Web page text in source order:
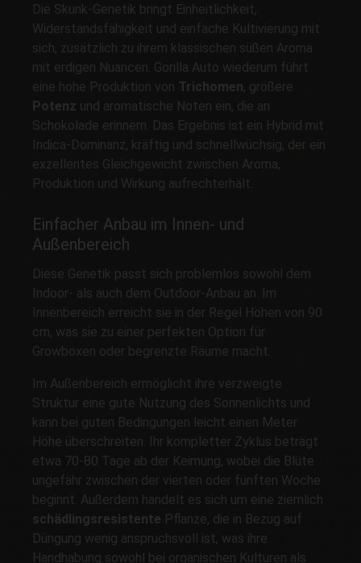
Die Skunk-Genetik bringt Einheitlichkeit,
Widerstandsfähigkeit und einfache Kultivierung mit
sich, zusätzlich zu ihrem klassischen süßen Aroma
mit erdigen Nuancen. Gorilla Auto wiederum führt
eine hohe Produktion von Trichomen, größere
Potenz und aromatische Noten ein, die an
Schokolade erinnern. Das Ergebnis ist ein Hybrid mit
Indica-Dominanz, kräftig und schnellwüchsig, der ein
exzellentes Gleichgewicht zwischen Aroma,
Produktion und Wirkung aufrechterhält.
Einfacher Anbau im Innen- und
Außenbereich
Diese Genetik passt sich problemlos sowohl dem
Indoor- als auch dem Outdoor-Anbau an. Im
Innenbereich erreicht sie in der Regel Höhen von 90
cm, was sie zu einer perfekten Option für
Growboxen oder begrenzte Räume macht.
Im Außenbereich ermöglicht ihre verzweigte
Struktur eine gute Nutzung des Sonnenlichts und
kann bei guten Bedingungen leicht einen Meter
Höhe überschreiten. Ihr kompletter Zyklus beträgt
etwa 70-80 Tage ab der Keimung, wobei die Blüte
ungefähr zwischen der vierten oder fünften Woche
beginnt. Außerdem handelt es sich um eine ziemlich
schädlingsresistente Pflanze, die in Bezug auf
Düngung wenig anspruchsvoll ist, was ihre
Handhabung sowohl bei organischen Kulturen als